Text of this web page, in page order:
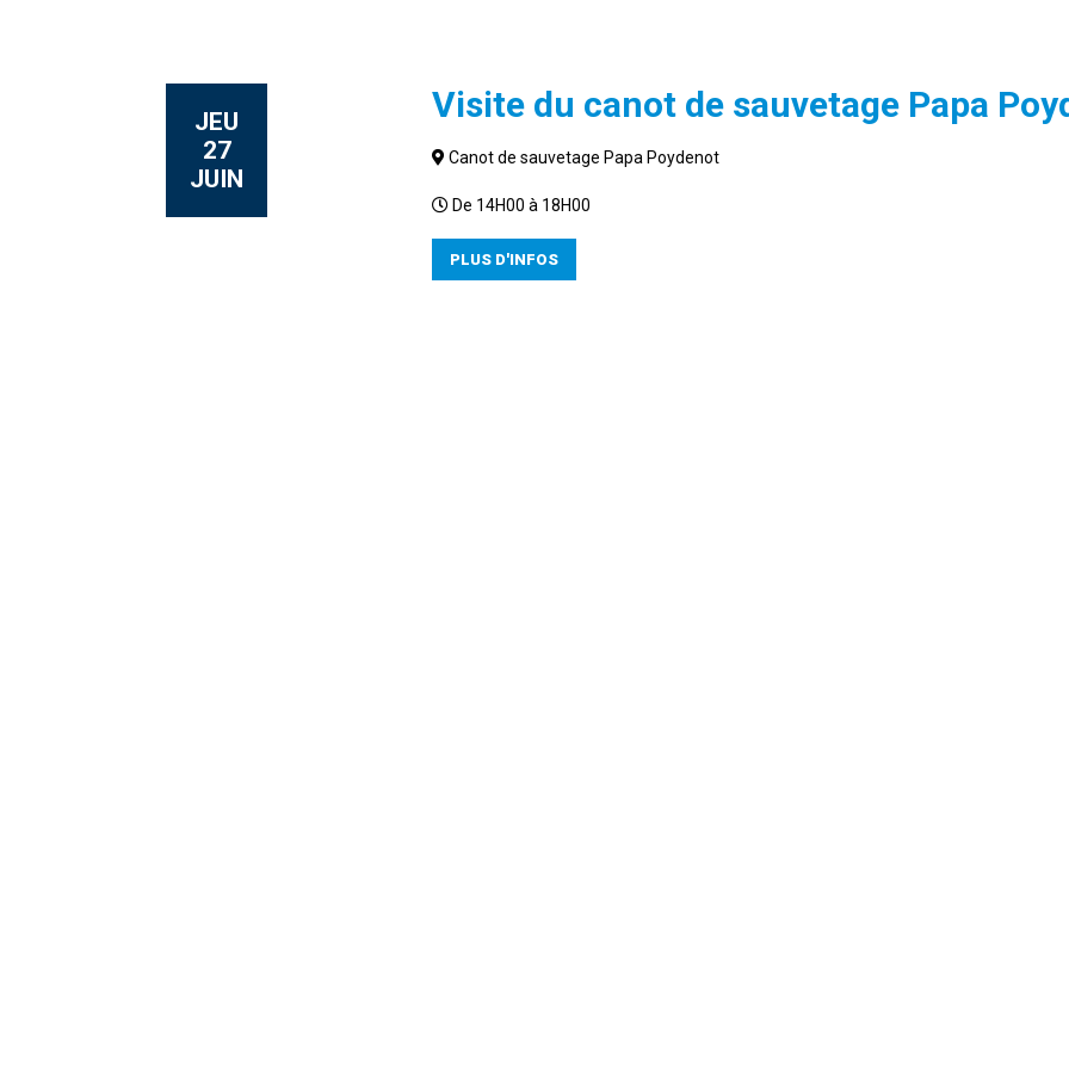
JEU
27
JUIN
Visite du canot de sauvetage Papa
Canot de sauvetage Papa Poydenot
De 14H00 à 18H00
PLUS D'INFOS